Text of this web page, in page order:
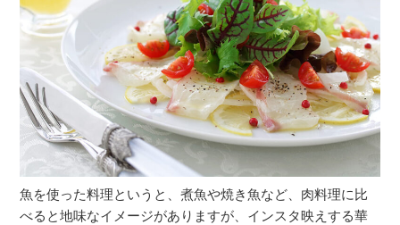
魚を使った料理というと、煮魚や焼き魚など、肉料理に比
べると地味なイメージがありますが、インスタ映えする華